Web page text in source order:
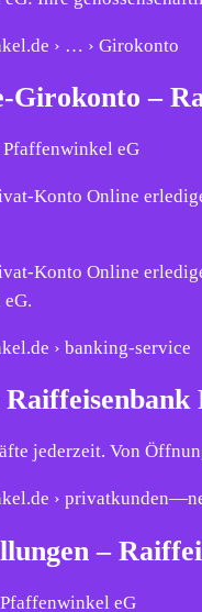
› … › Girokonto
Girokonto –
eG
Konto Online
Konto Online
› banking-service
jederzeit. Von
›
–
eG